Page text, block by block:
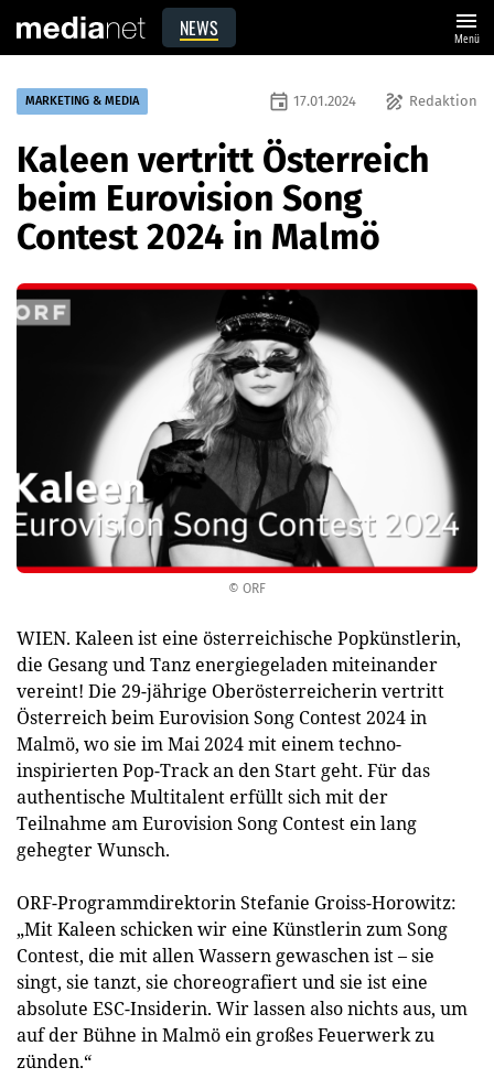
NEWS menu
Menü
© ORF
MARKETING & MEDIA draw Redaktion
event 17.01.2024
Kaleen vertritt Österreich
beim Eurovision Song
Contest 2024 in Malmö
WIEN. Kaleen ist eine österreichische Popkünstlerin,
die Gesang und Tanz energiegeladen miteinander
vereint! Die 29-jährige Oberösterreicherin vertritt
Österreich beim Eurovision Song Contest 2024 in
Malmö, wo sie im Mai 2024 mit einem techno-
inspirierten Pop-Track an den Start geht. Für das
authentische Multitalent erfüllt sich mit der
Teilnahme am Eurovision Song Contest ein lang
gehegter Wunsch.
ORF-Programmdirektorin Stefanie Groiss-Horowitz:
„Mit Kaleen schicken wir eine Künstlerin zum Song
Contest, die mit allen Wassern gewaschen ist – sie
singt, sie tanzt, sie choreografiert und sie ist eine
absolute ESC-Insiderin. Wir lassen also nichts aus, um
auf der Bühne in Malmö ein großes Feuerwerk zu
zünden.“